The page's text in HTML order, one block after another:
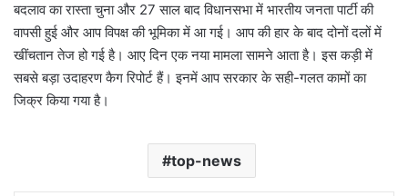
बदलाव का रास्ता चुना और 27 साल बाद विधानसभा में भारतीय जनता पार्टी की
वापसी हुई और आप विपक्ष की भूमिका में आ गई। आप की हार के बाद दोनों दलों में
खींचतान तेज हो गई है। आए दिन एक नया मामला सामने आता है। इस कड़ी में
सबसे बड़ा उदाहरण कैग रिपोर्ट हैं। इनमें आप सरकार के सही-गलत कामों का
जिक्र किया गया है।
top-news